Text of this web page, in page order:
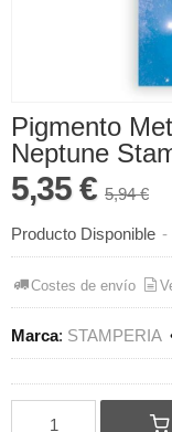
Pigmento
Neptune
5,35 € 5,94 €
Producto Disponible -
Costes de envío
Marca: STAMPERIA